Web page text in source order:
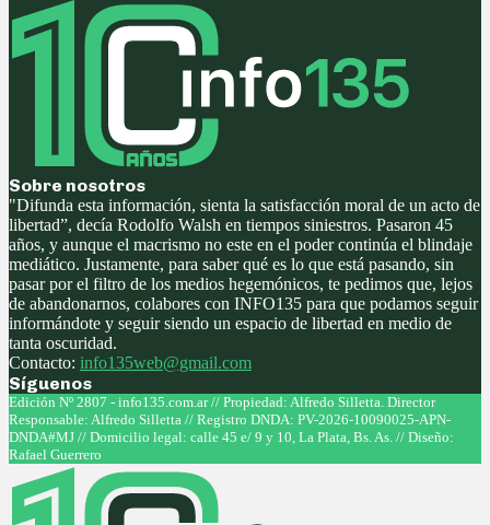
Sobre nosotros
"Difunda esta información, sienta la satisfacción moral de un acto de
libertad”, decía Rodolfo Walsh en tiempos siniestros. Pasaron 45
años, y aunque el macrismo no este en el poder continúa el blindaje
mediático. Justamente, para saber qué es lo que está pasando, sin
pasar por el filtro de los medios hegemónicos, te pedimos que, lejos
de abandonarnos, colabores con INFO135 para que podamos seguir
informándote y seguir siendo un espacio de libertad en medio de
tanta oscuridad.
Contacto: info135web@gmail.com
Síguenos
Facebook
Twitter
Instagram
Youtube
Edición Nº 2807 - info135.com.ar // Propiedad: Alfredo Silletta. Director
Responsable: Alfredo Silletta // Registro DNDA: PV-2026-10090025-APN-
DNDA#MJ // Domicilio legal: calle 45 e/ 9 y 10, La Plata, Bs. As. // Diseño:
Rafael Guerrero